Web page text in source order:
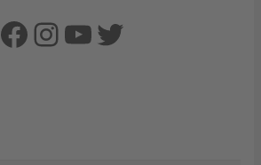
Facebook
Instagram
YouTube
Twitter